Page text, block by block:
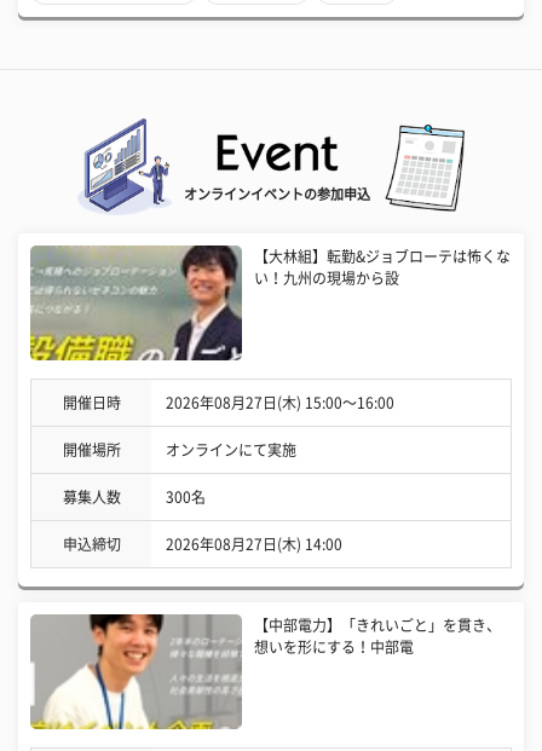
オンラインイベントの参加申込
【大林組】転勤&ジョブローテは怖くな
い！九州の現場から設
開催日時 2026年08月27日(木) 15:00〜16:00
開催場所 オンラインにて実施
募集人数 300名
申込締切 2026年08月27日(木) 14:00
【中部電力】「きれいごと」を貫き、
想いを形にする！中部電